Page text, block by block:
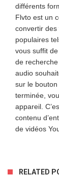
différents
Flvto est un
convertir des
populaires
vous suffit
de
audio
sur le
terminée,
appareil.
contenu
de vidéos
RELATED